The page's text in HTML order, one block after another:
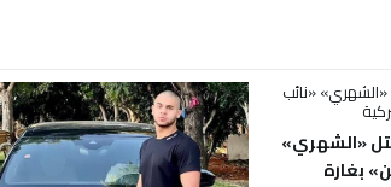
«الشهري»
بغارة